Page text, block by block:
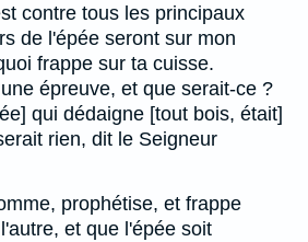
contre tous les principaux
de l'épée seront sur mon
frappe sur ta cuisse.
épreuve, et que serait-ce ?
qui dédaigne [tout bois, était]
rien, dit le Seigneur
prophétise, et frappe
et que l'épée soit